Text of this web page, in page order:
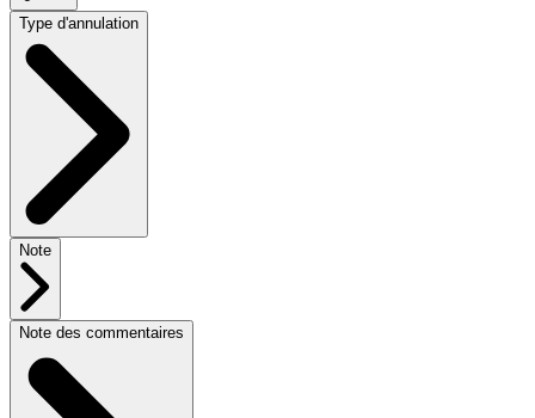
Type d'annulation
Note
Note des commentaires